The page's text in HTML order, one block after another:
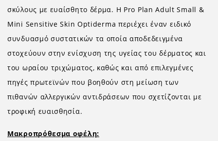
σκύλους με ευαίσθητο δέρμα. Η Pro Plan Adult Small &
Mini Sensitive Skin Optiderma περιέχει έναν ειδικό
συνδυασμό συστατικών τα οποία αποδεδειγμένα
στοχεύουν στην ενίσχυση της υγείας του δέρματος και
του ωραίου τριχώματος, καθώς και από επιλεγμένες
πηγές πρωτεϊνών που βοηθούν στη μείωση των
πιθανών αλλεργικών αντιδράσεων που σχετίζονται με
τροφική ευαισθησία.
Mακροπρόθεσμα οφέλη: